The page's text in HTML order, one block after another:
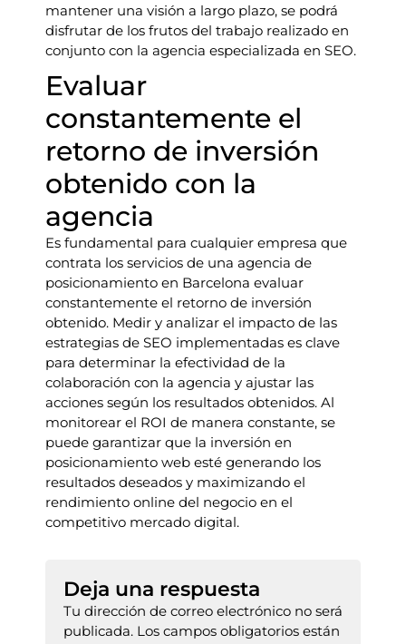
mantener una visión a largo plazo, se podrá
disfrutar de los frutos del trabajo realizado en
conjunto con la agencia especializada en SEO.
Evaluar
constantemente el
retorno de inversión
obtenido con la
agencia
Es fundamental para cualquier empresa que
contrata los servicios de una agencia de
posicionamiento en Barcelona evaluar
constantemente el retorno de inversión
obtenido. Medir y analizar el impacto de las
estrategias de SEO implementadas es clave
para determinar la efectividad de la
colaboración con la agencia y ajustar las
acciones según los resultados obtenidos. Al
monitorear el ROI de manera constante, se
puede garantizar que la inversión en
posicionamiento web esté generando los
resultados deseados y maximizando el
rendimiento online del negocio en el
competitivo mercado digital.
Deja una respuesta
Tu dirección de correo electrónico no será
publicada. Los campos obligatorios están